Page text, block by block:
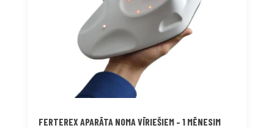
FERTEREX APARĀTA NOMA VĪRIEŠIEM – 1 MĒNESIM